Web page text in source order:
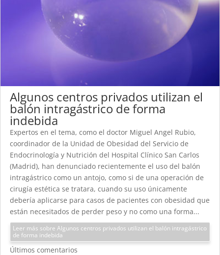
Algunos centros privados utilizan el
balón intragástrico de forma
indebida
Expertos en el tema, como el doctor Miguel Angel Rubio,
coordinador de la Unidad de Obesidad del Servicio de
Endocrinología y Nutrición del Hospital Clínico San Carlos
(Madrid), han denunciado recientemente el uso del balón
intragástrico como un antojo, como si de una operación de
cirugía estética se tratara, cuando su uso únicamente
debería aplicarse para casos de pacientes con obesidad que
están necesitados de perder peso y no como una forma...
Leer más sobre Algunos centros privados utilizan el balón intragástrico
de forma indebida
Últimos comentarios